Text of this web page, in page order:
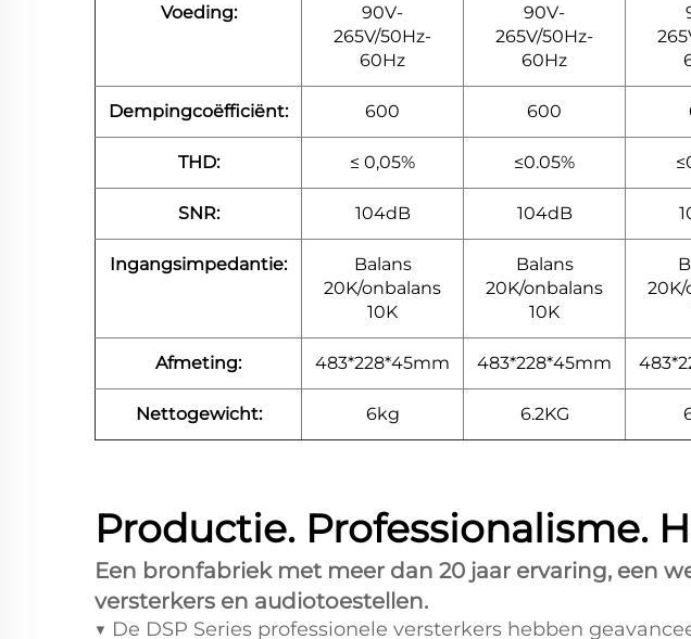
Voeding:
90V-
265V/50Hz-
60Hz
90V-
265V/50Hz-
60Hz
Dempingcoëfficiënt: 600 600
THD: ≤ 0,05% ≤0.05%
SNR: 104dB 104dB
Ingangsimpedantie:
Balans
20K/onbalans
10K
Balans
20K/onbalans
10K
Afmeting: 483*228*45mm 483*228*45mm
Nettogewicht: 6kg 6.2KG
Productie. Professionalisme.
Een bronfabriek met meer dan 20 jaar ervaring, een
versterkers en audiotoestellen.
▼ De DSP Series professionele versterkers hebben